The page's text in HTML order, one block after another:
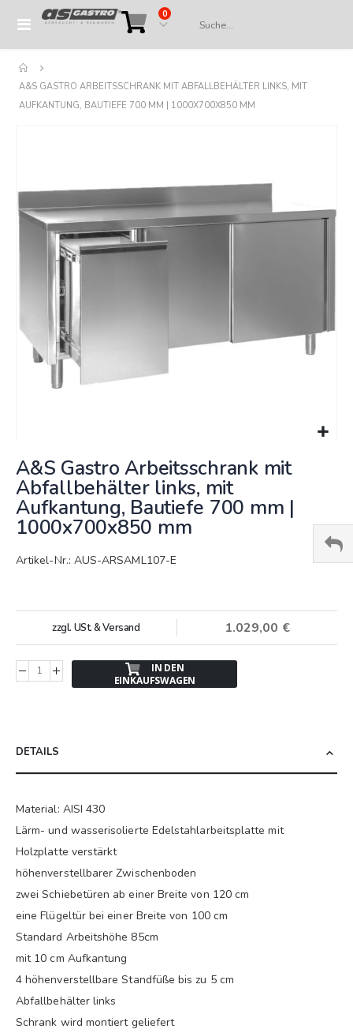
Navigation
Cart
0Artikel
A&S GASTRO ARBEITSSCHRANK MIT ABFALLBEHÄLTER LINKS, MIT
AUFKANTUNG, BAUTIEFE 700 MM | 1000X700X850 MM
zum
Anfang
der
Bildergalerie
A&S Gastro Arbeitsschrank mit
Abfallbehälter links, mit
Aufkantung, Bautiefe 700 mm |
1000x700x850 mm
Artikel-Nr.: AUS-ARSAML107-E
1.029,00 €
zzgl. USt. & Versand
IN DEN
EINKAUFSWAGEN
DETAILS
Material: AISI 430
Lärm- und wasserisolierte Edelstahlarbeitsplatte mit
Holzplatte verstärkt
höhenverstellbarer Zwischenboden
zwei Schiebetüren ab einer Breite von 120 cm
eine Flügeltür bei einer Breite von 100 cm
Standard Arbeitshöhe 85cm
mit 10 cm Aufkantung
4 höhenverstellbare Standfüße bis zu 5 cm
Abfallbehälter links
Schrank wird montiert geliefert